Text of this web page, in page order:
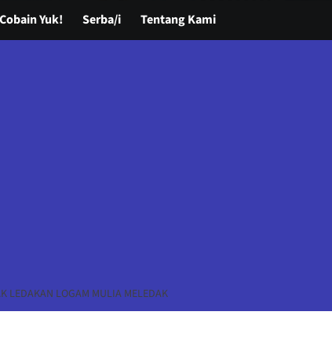
Cobain Yuk! Serba/i Tentang Kami
LEDAKAN LOGAM MULIA MELEDAK